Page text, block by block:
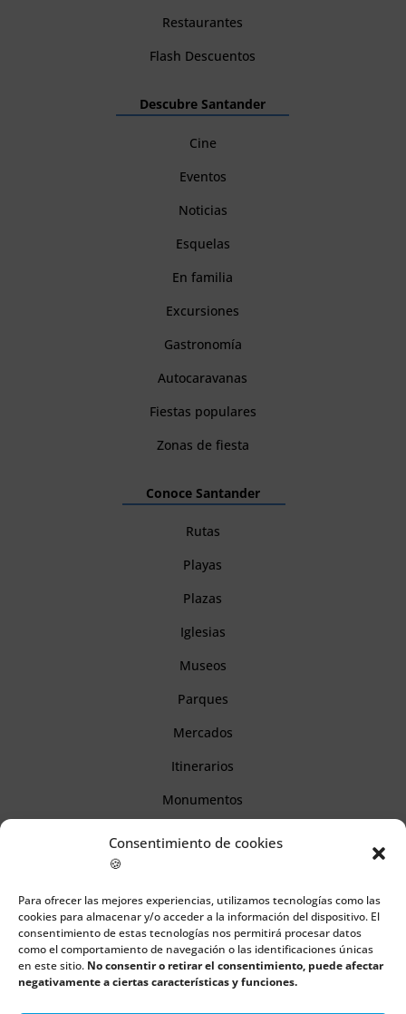
Consentimiento de cookies
🍪
Para ofrecer las mejores experiencias, utilizamos tecnologías como las
cookies para almacenar y/o acceder a la información del dispositivo. El
consentimiento de estas tecnologías nos permitirá procesar datos
como el comportamiento de navegación o las identificaciones únicas
en este sitio. No consentir o retirar el consentimiento, puede afectar
negativamente a ciertas características y funciones.
Restaurantes
Flash Descuentos
Descubre Santander
Cine
Eventos
Noticias
Esquelas
En familia
Excursiones
Gastronomía
Autocaravanas
Fiestas populares
Zonas de fiesta
Conoce Santander
Rutas
Playas
Plazas
Iglesias
Museos
Parques
Mercados
Itinerarios
Monumentos
Información
Aviso legal
Política de cookies